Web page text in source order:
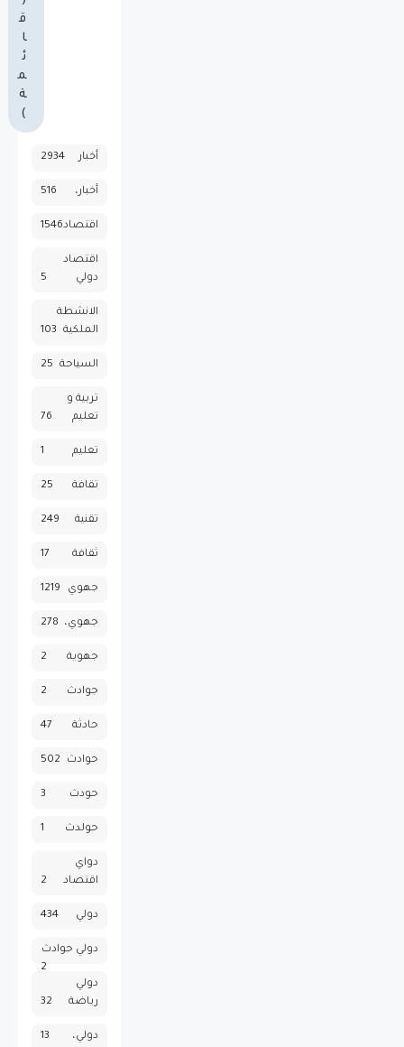
ق
ا
ئ
م
ة
)
أخبار 2934
أخبار، 516
اقتصاد1546
اقتصاد
دولي
5
الانشطة
الملكية
103
السياحة 25
تربية و
تعليم
76
تعليم 1
تقافة 25
تقنية 249
ثقافة 17
جهوي 1219
جهوي، 278
جهوية 2
جوادث 2
حادثة 47
حوادث 502
حودث 3
حولدث 1
دواي
اقتصاد
2
دولي 434
دولي حوادث
2
دولي
رياضة
32
دولي، 13